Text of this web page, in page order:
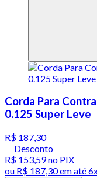
Corda Para
0.125 Super Leve
R$ 187,30
Desconto
R$ 153,59no PIX
ou R$ 187,30em até